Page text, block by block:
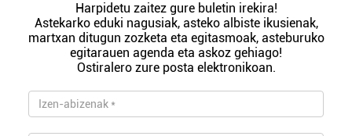
Harpidetu zaitez gure buletin irekira!
Astekarko eduki nagusiak, asteko albiste ikusienak,
martxan ditugun zozketa eta egitasmoak, asteburuko
egitarauen agenda eta askoz gehiago!
Ostiralero zure posta elektronikoan.